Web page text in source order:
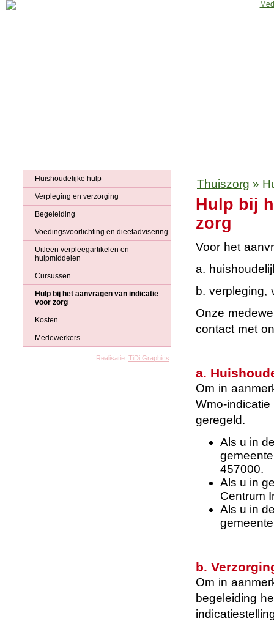
Huishoudelijke hulp
Verpleging en verzorging
Begeleiding
Voedingsvoorlichting en dieetadvisering
Uitleen verpleegartikelen en
hulpmiddelen
Cursussen
Hulp bij het aanvragen van indicatie
voor zorg
Kosten
Medewerkers
Realisatie: TiDi Graphics
Thuiszorg »
Hulp bij
zorg
Voor het
a.
b. verpleging,
Onze
contact met
a.
Om in
Wmo-
geregeld.
Als u in
457000.
Als u in
Centrum
Als u in
b.
Om in
begeleiding